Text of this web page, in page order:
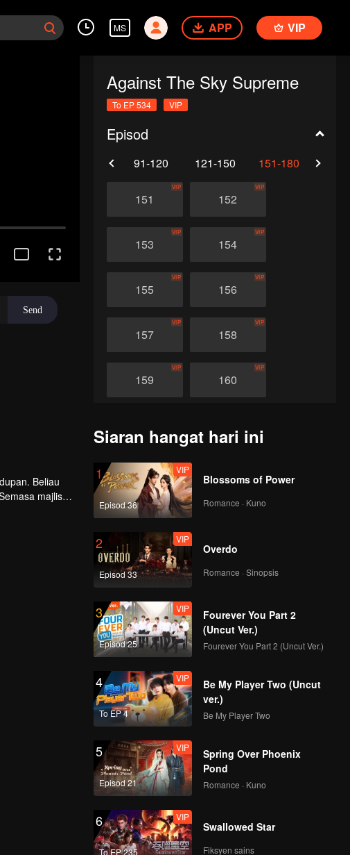
MS APP VIP
Against The Sky Supreme
To EP 534 VIP
Episod
91-120 121-150 151-180
151
VIP
152
VIP
153
VIP
154
VIP
155
VIP
156
VIP
157
VIP
158
VIP
159
VIP
160
VIP
163
165
VIP VIP
167
VIP
169
171
VIP
172
173
VIP
174
VIP
175
VIP
177
VIP
178
179
VIP
180
Beliau
majlis
Kemudian, Tan
Siaran hangat hari ini
1
Episod 36
VIP
Blossoms of Power
Romance · Kuno
2
Episod 33
VIP
Overdo
Romance · Sinopsis
3
Episod 25
VIP
Fourever You Part 2
(Uncut Ver.)
Fourever You Part 2 (Uncut Ver.)
4
To EP 4
VIP
Be My Player Two (Uncut
ver.)
Be My Player Two
5
Episod 21
VIP
Spring Over Phoenix
Pond
Romance · Kuno
6
To EP 235
VIP
Swallowed Star
Fiksyen sains